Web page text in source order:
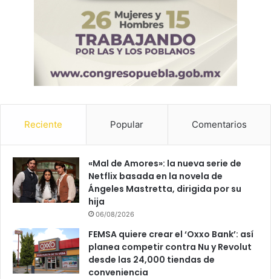
Reciente Popular Comentarios
«Mal de Amores»: la nueva serie de
Netflix basada en la novela de
Ángeles Mastretta, dirigida por su
hija
06/08/2026
FEMSA quiere crear el ‘Oxxo Bank’: así
planea competir contra Nu y Revolut
desde las 24,000 tiendas de
conveniencia